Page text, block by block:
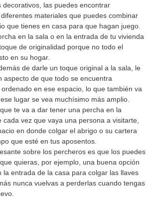
decorativos, las puedes encontrar
materiales que puedes combinar
que tienes en casa para que hagan juego.
en la sala o en la entrada de tu vivienda
de originalidad porque no todo el
en su hogar.
de darle un toque original a la sala, le
aspecto de que todo se encuentra
en ese espacio, lo que también va
lugar se vea muchísimo más amplio.
te va a dar tener una percha en la
cada vez que vaya una persona a visitarte,
en donde colgar el abrigo o su cartera
que esté en tus aposentos.
sobre los percheros es que los puedes
quieras, por ejemplo, una buena opción
la entrada de la casa para colgar las llaves
nunca vuelvas a perderlas cuando tengas